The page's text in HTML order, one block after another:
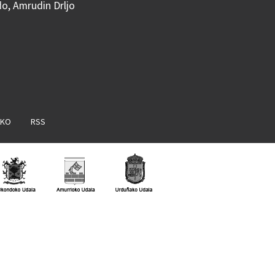
Amrudin Drljo
RSS